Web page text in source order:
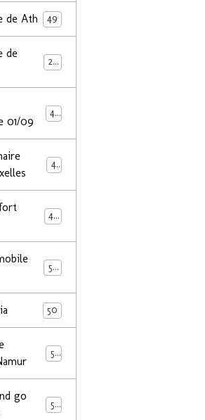
de Ath 49
de
29
01/09
44
44
47
50
50
50
go
50